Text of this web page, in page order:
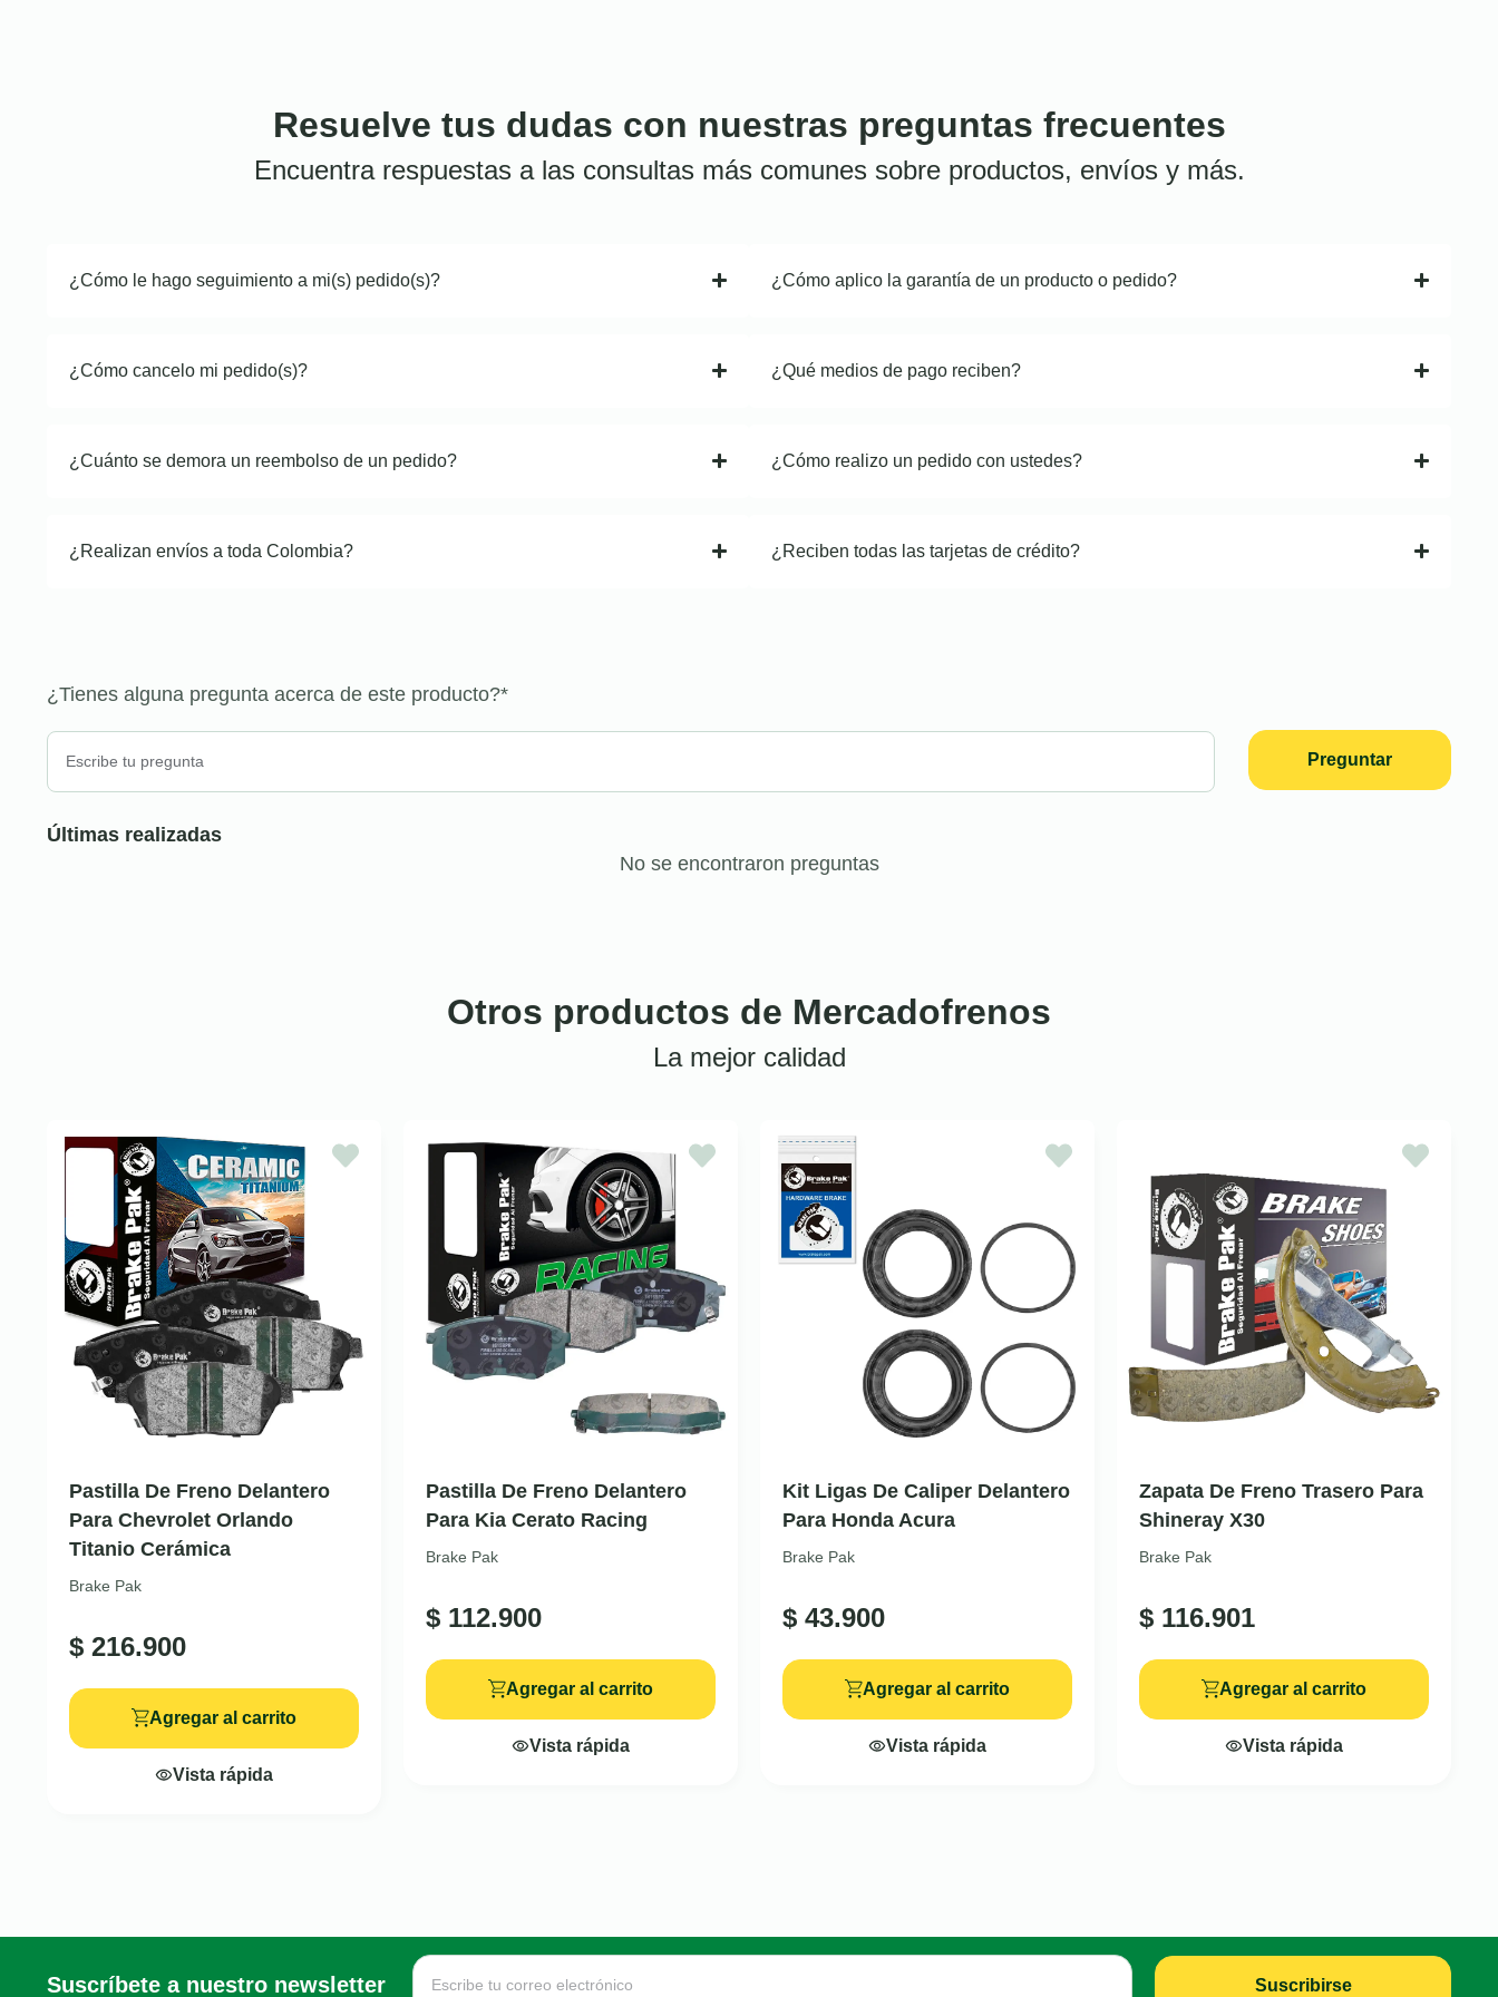
Resuelve tus dudas con nuestras preguntas frecuentes
Encuentra respuestas a las consultas más comunes sobre productos, envíos y más.
¿Cómo le hago seguimiento a mi(s) pedido(s)?
¿Cómo cancelo mi pedido(s)?
¿Cuánto se demora un reembolso de un pedido?
¿Realizan envíos a toda Colombia?
¿Cómo aplico la garantía de un producto o pedido?
¿Qué medios de pago reciben?
¿Cómo realizo un pedido con ustedes?
¿Reciben todas las tarjetas de crédito?
¿Tienes alguna pregunta acerca de este producto?*
Preguntar
Últimas realizadas
No se encontraron preguntas
Otros productos de Mercadofrenos
La mejor calidad
Pastilla De Freno Delantero
Para Chevrolet Orlando
Titanio Cerámica
Brake Pak
$ 216.900
Agregar al carrito
Vista rápida
Pastilla De Freno Delantero
Para Kia Cerato Racing
Brake Pak
$ 112.900
Agregar al carrito
Vista rápida
Kit Ligas De Caliper Delantero
Para Honda Acura
Brake Pak
$ 43.900
Agregar al carrito
Vista rápida
Zapata De Freno Trasero Para
Shineray X30
Brake Pak
$ 116.901
Agregar al carrito
Vista rápida
Suscríbete a nuestro newsletter Suscribirse